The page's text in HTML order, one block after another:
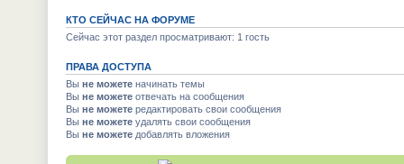
КТО СЕЙЧАС НА ФОРУМЕ
Сейчас этот раздел просматривают: 1 гость
ПРАВА ДОСТУПА
Вы не можетеначинать темы
Вы не можетеотвечать на сообщения
Вы не можетередактировать свои сообщения
Вы не можетеудалять свои сообщения
Вы не можетедобавлять вложения